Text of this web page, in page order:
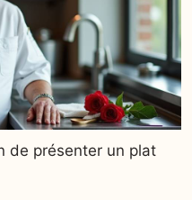
de présenter un plat